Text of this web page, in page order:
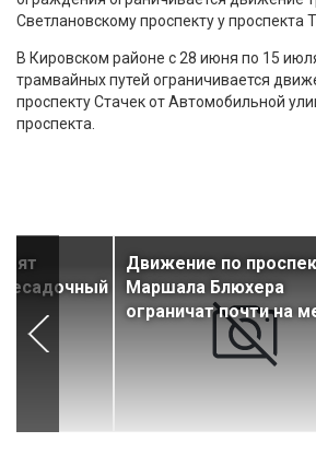
Светлановскому проспекту у проспекта
В Кировском районе с 28 июня по 15
трамвайных путей ограничивается
проспекту Стачек от Автомобильной
проспекта.
Движение по
Маршала Блюхера
ограничат почти на